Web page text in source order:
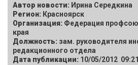
Автор новости: Ирина Середкина
Регион: Красноярск
Организация: Федерация
края
Должность: зам. руководителя
редакционного отдела
Дата публикации: 10/05/2012 09:21